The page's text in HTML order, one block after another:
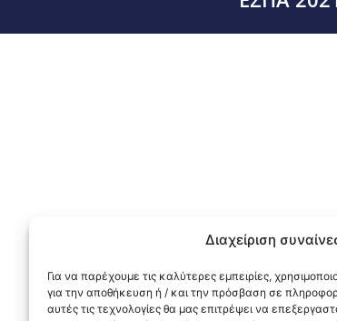
Διαχείριση
Για να παρέχουμε τις καλύτερες εμπειρίες,
για την αποθήκευση ή / και την πρόσβαση σε
αυτές τις τεχνολογίες θα μας επιτρέψει να